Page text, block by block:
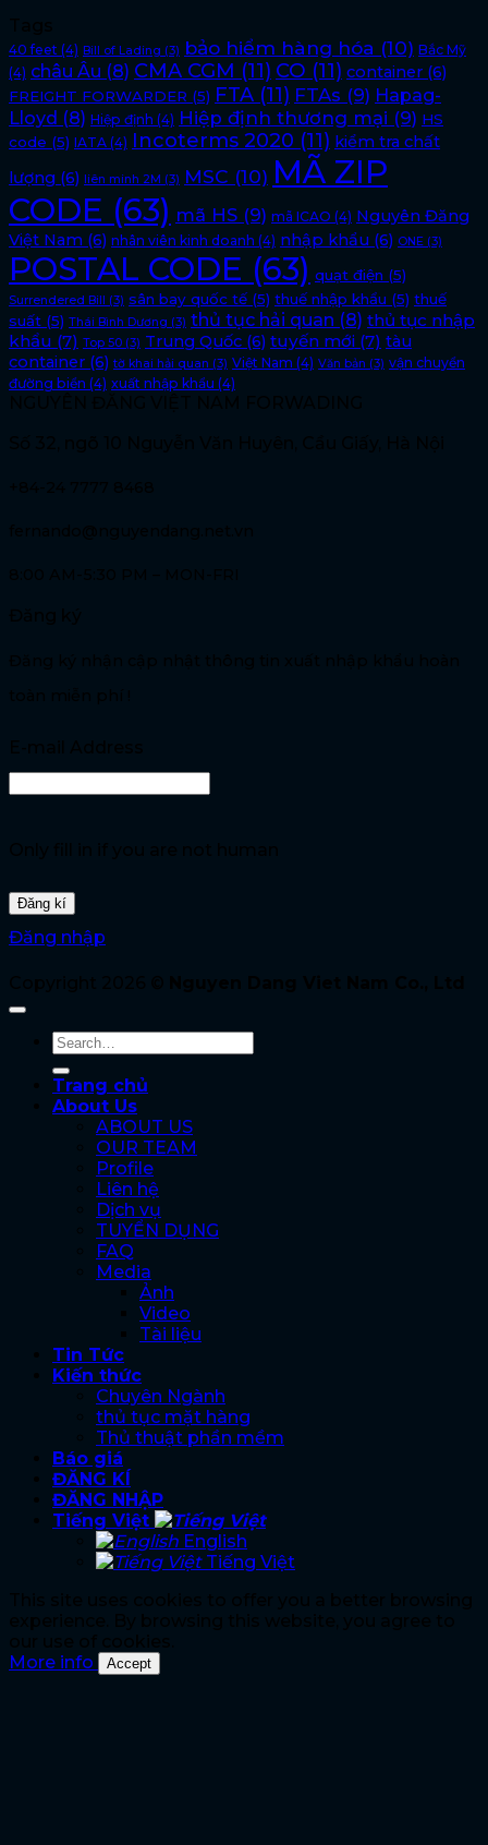
40 feet (4) Bill of Lading (3) bảo hiểm hàng hóa (10) Bắc Mỹ
(4) châu Âu (8) CMA CGM (11) CO (11) container (6)
FREIGHT FORWARDER (5) FTA (11) FTAs (9) Hapag-
Lloyd (8) Hiệp định (4) Hiệp định thương mại (9) HS
code (5) IATA (4) Incoterms 2020 (11) kiểm tra chất
lượng (6) liên minh 2M (3) MSC (10) MÃ ZIP
CODE (63) mã HS (9) mã ICAO (4) Nguyên Đăng
Việt Nam (6) nhân viên kinh doanh (4) nhập khẩu (6) ONE (3)
POSTAL CODE (63) quạt điện (5)
Surrendered Bill (3) sân bay quốc tế (5) thuế nhập khẩu (5) thuế
suất (5) Thái Bình Dương (3) thủ tục hải quan (8) thủ tục nhập
khẩu (7) Top 50 (3) Trung Quốc (6) tuyến mới (7) tàu
container (6) tờ khai hải quan (3) Việt Nam (4) Văn bản (3) vận chuyển
đường biển (4) xuất nhập khẩu (4)
Đăng nhập
Trang chủ
About Us
ABOUT US
OUR TEAM
Profile
Liên hệ
Dịch vụ
TUYỂN DỤNG
FAQ
Media
Ảnh
Video
Tài liệu
Tin Tức
Kiến thức
Chuyên Ngành
thủ tục mặt hàng
Thủ thuật phần mềm
Báo giá
ĐĂNG KÍ
ĐĂNG NHẬP
Tiếng Việt
English
Tiếng Việt
More info
Accept